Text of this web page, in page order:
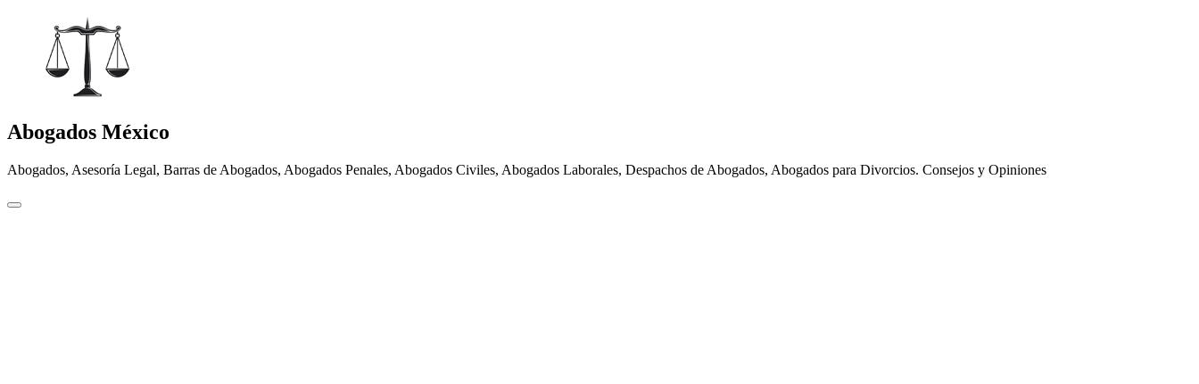
Abogados México
Abogados, Asesoría Legal, Barras de Abogados, Abogados Penales, Abogados Civiles, Abogados Laborales, Despachos de Abogados, Abogados para Divorcios. Consejos y Opiniones